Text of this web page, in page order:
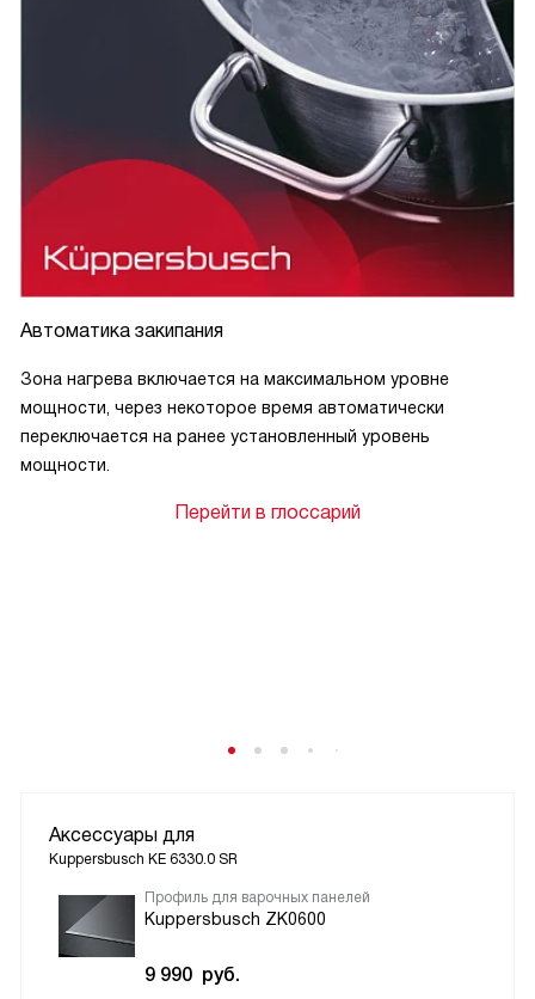
Автоматика закипания
Зона нагрева включается на максимальном уровне
мощности, через некоторое время автоматически
переключается на ранее установленный уровень
мощности.
Перейти в глоссарий
Аксессуары для
Kuppersbusch KE 6330.0 SR
Профиль для варочных панелей
Kuppersbusch ZK0600
9 990 руб.